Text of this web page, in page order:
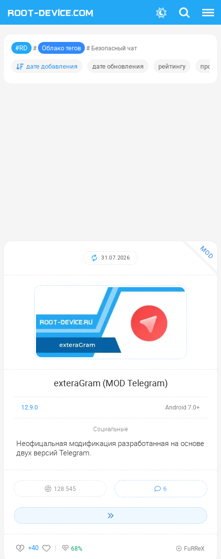
Поиск
#RD # Облако тегов # Безопасный чат
дате добавления дате обновления рейтингу
MOD
31.07.2026
exteraGram (MOD Telegram)
12.9.0 Android 7.0+
Социальные
Неофицальная модификация разработанная на основе
двух версий Telegram.
128 545 6
+40 68% FuRReX